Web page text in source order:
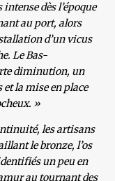
dès l’époque
au port, alors
d’un vicus
Le Bas-
diminution, un
la mise en place
»
les artisans
le bronze, l’os
un peu en
au tournant des